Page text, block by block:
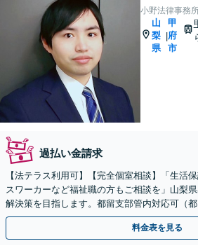
小野法律事務
山
梨
県
|
甲
府
市
過払い金請求
【法テラス利用可】【完全個室相談】「生活
スワーカーなど福祉職の方もご相談を」山梨
解決策を目指します。都留支部管内対応可（
月市・上野原市・富士河口湖町・西桂町ほか）
料金表を見る